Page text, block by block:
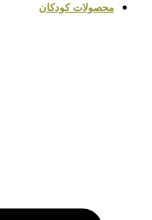
محصولات کودکان